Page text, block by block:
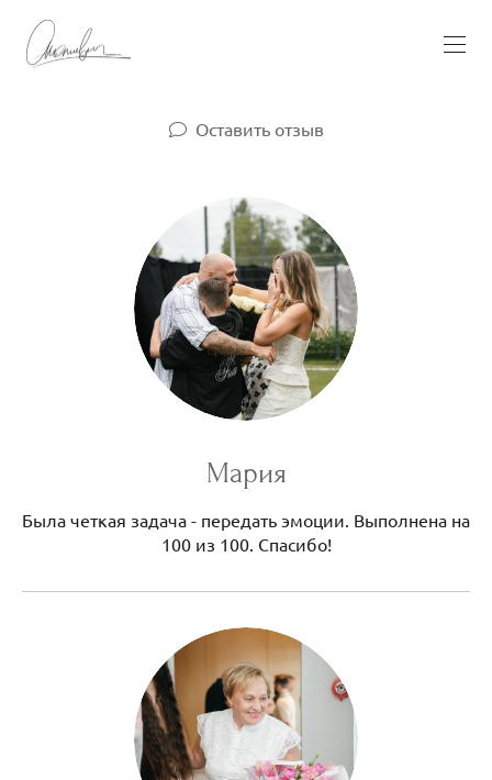
Оставить отзыв
Мария
Была четкая задача - передать эмоции. Выполнена на
100 из 100. Спасибо!